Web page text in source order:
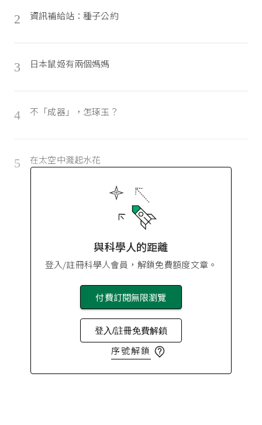
2 資訊補給站：種子公約
3 日本鼠姬有兩個媽媽
4 不「成器」，怎琢玉？
5 在太空中濺起水花
與科學人的距離
登入/註冊科學人會員，解鎖免費額度文章。
付費訂閱無限瀏覽
登入/註冊免費解鎖
序號解鎖